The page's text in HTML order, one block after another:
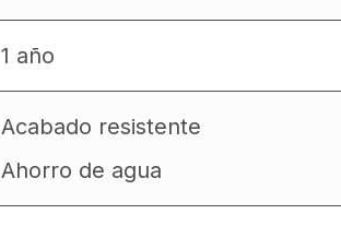
1 año
Acabado resistente
Ahorro de agua